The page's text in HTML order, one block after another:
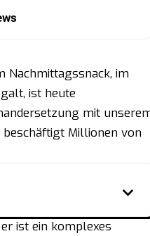
Nachmittagssnack, im
ist heute
mit
Millionen von
ist ein komplexes